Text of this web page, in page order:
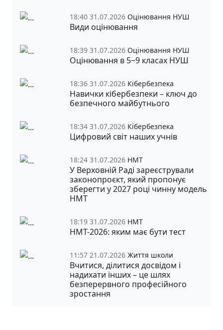
18:40 31.07.2026 Оцінювання НУШ
Види оцінювання
18:39 31.07.2026 Оцінювання НУШ
Оцінювання в 5‒9 класах НУШ
18:36 31.07.2026 Кібербезпека
Навички кібербезпеки – ключ до
безпечного майбутнього
18:34 31.07.2026 Кібербезпека
Цифровий світ наших учнів
18:24 31.07.2026 НМТ
У Верховній Раді зареєстрували
законопроєкт, який пропонує
зберегти у 2027 році чинну модель
НМТ
18:19 31.07.2026 НМТ
НМТ-2026: яким має бути тест
11:57 21.07.2026 Життя школи
Вчитися, ділитися досвідом і
надихати інших – це шлях
безперервного професійного
зростання